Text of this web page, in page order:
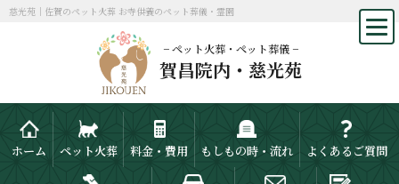
慈光苑｜佐賀のペット火葬 お寺供養のペット葬儀・霊園
− ペット火葬・ペット葬儀 −
賀昌院内・慈光苑
ホーム ペット火葬 料金・費用 もしもの時・流れ よくあるご質問